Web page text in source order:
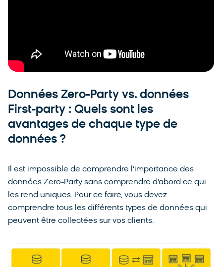
Données Zero-Party vs. données
First-party : Quels sont les
avantages de chaque type de
données ?
Il est impossible de comprendre l’importance des
données Zero-Party sans comprendre d’abord ce qui
les rend uniques. Pour ce faire, vous devez
comprendre tous les différents types de données qui
peuvent être collectées sur vos clients.